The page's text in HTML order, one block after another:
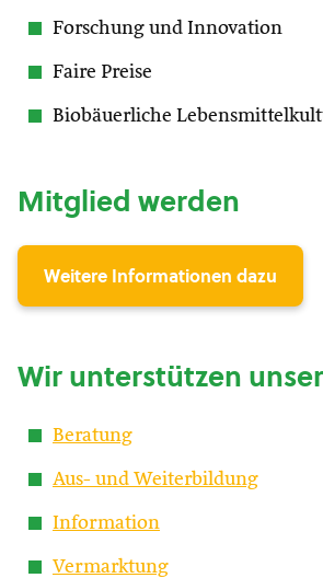
Forschung und Innovation
Faire Preise
Biobäuerliche
Mitglied werden
Weitere Informationen dazu
Wir unterstützen
Beratung
Aus- und Weiterbildung
Information
Vermarktung